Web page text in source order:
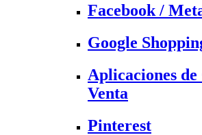
Facebook /
Google
Aplicaciones de
Venta
Pinterest